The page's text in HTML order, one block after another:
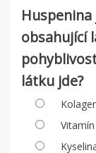
obsahující
látku jde?